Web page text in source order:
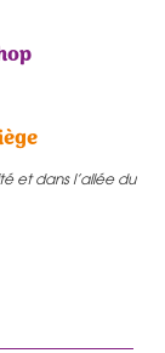
et dans l’allée du